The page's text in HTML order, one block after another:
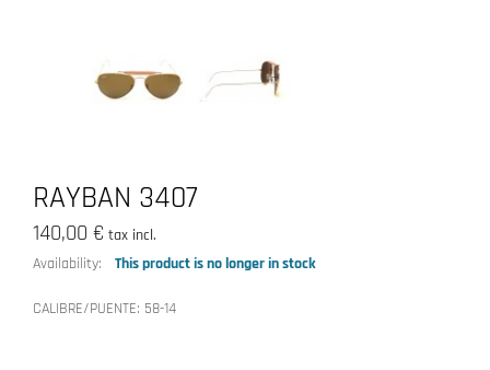
RAYBAN 3407
140,00 € tax incl.
Availability:
This product is no longer in stock
CALIBRE/PUENTE: 58-14